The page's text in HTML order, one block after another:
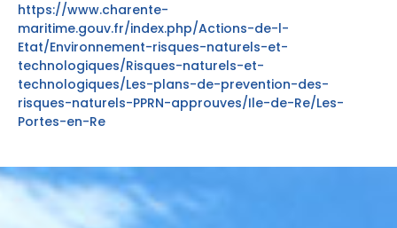
https://www.charente-
maritime.gouv.fr/index.php/Actions-de-l-
Etat/Environnement-risques-naturels-et-
technologiques/Risques-naturels-et-
technologiques/Les-plans-de-prevention-des-
risques-naturels-PPRN-approuves/Ile-de-Re/Les-
Portes-en-Re